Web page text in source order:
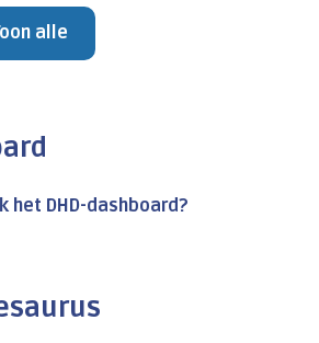
alle
het DHD-dashboard?